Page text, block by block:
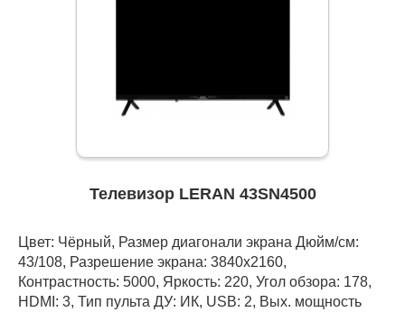
Телевизор LERAN 43SN4500
Цвет: Чёрный, Размер диагонали экрана Дюйм/см:
43/108, Разрешение экрана: 3840x2160,
Контрастность: 5000, Яркость: 220, Угол обзора: 178,
HDMI: 3, Тип пульта ДУ: ИК, USB: 2, Вых. мощность